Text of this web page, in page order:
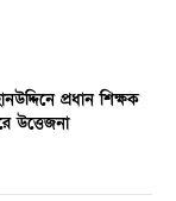
প্রধান শিক্ষক
উত্তেজনা